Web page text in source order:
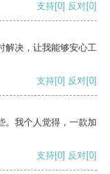
支持[0] 反对[0]
解决，让我能够安心工
支持[0] 反对[0]
。我个人觉得，一款加
支持[0] 反对[0]